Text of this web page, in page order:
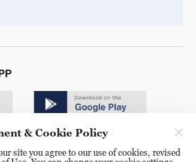
& Cookie Policy
site you agree to our use of cookies, revised